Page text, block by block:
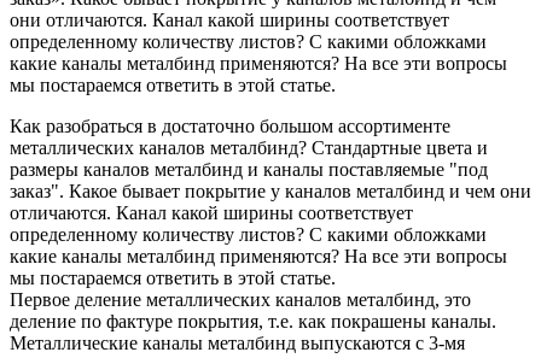
они отличаются. Канал какой ширины соответствует
определенному количеству листов? С какими обложками
какие каналы металбинд применяются? На все эти вопросы
мы постараемся ответить в этой статье.
Как разобраться в достаточно большом ассортименте
металлических каналов металбинд? Стандартные цвета и
размеры каналов металбинд и каналы поставляемые "под
заказ". Какое бывает покрытие у каналов металбинд и чем они
отличаются. Канал какой ширины соответствует
определенному количеству листов? С какими обложками
какие каналы металбинд применяются? На все эти вопросы
мы постараемся ответить в этой статье.
Первое деление металлических каналов металбинд, это
деление по фактуре покрытия, т.е. как покрашены каналы.
Металлические каналы металбинд выпускаются с 3-мя